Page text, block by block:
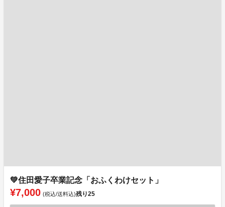
💚住田愛子卒業記念「おふくわけセット」
¥7,000 (税込/送料込)残り25